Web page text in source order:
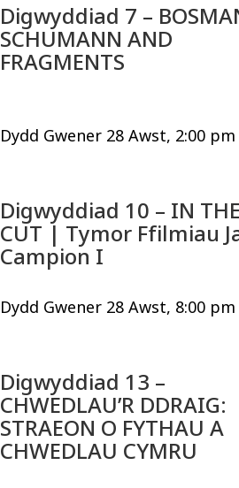
Digwyddiad 7 –
SCHUMANN AND
FRAGMENTS
Dydd Gwener 28 Awst, 2:00 pm
Digwyddiad 10 – IN THE
CUT | Tymor Ffilmiau
Campion I
Dydd Gwener 28 Awst, 8:00 pm
Digwyddiad 13 –
CHWEDLAU’R DDRAIG:
STRAEON O FYTHAU A
CHWEDLAU CYMRU